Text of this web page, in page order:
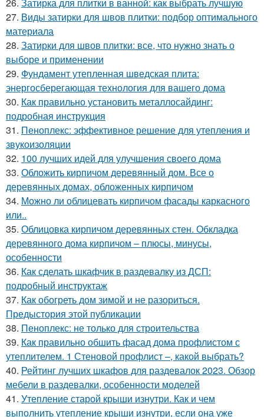
27. Виды затирки для швов плитки: подбор оптимального
материала
28. Затирки для швов плитки: все, что нужно знать о
выборе и применении
29. Фундамент утепленная шведская плита:
энергосберегающая технология для вашего дома
30. Как правильно установить металлосайдинг:
подробная инструкция
31. Пеноплекс: эффективное решение для утепления и
звукоизоляции
32. 100 лучших идей для улучшения своего дома
33. Обложить кирпичом деревянный дом. Все о
деревянных домах, обложенных кирпичом
34. Можно ли облицевать кирпичом фасады каркасного
или..
35. Облицовка кирпичом деревянных стен. Обкладка
деревянного дома кирпичом – плюсы, минусы,
особенности
36. Как сделать шкафчик в раздевалку из ДСП:
подробный инструктаж
37. Как обогреть дом зимой и не разориться.
Предыстория этой публикации
38. Пеноплекс: не только для строительства
39. Как правильно обшить фасад дома профлистом с
утеплителем. 1 Стеновой профлист –, какой выбрать?
40. Рейтинг лучших шкафов для раздевалок 2023. Обзор
мебели в раздевалки, особенности моделей
41. Утепление старой крыши изнутри. Как и чем
выполнить утепление крыши изнутри, если она уже